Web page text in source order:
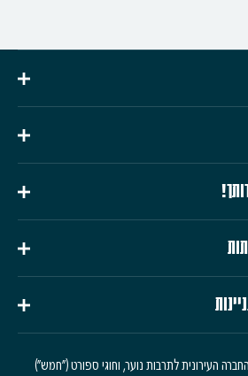
העירונית לתרבות נוער, וחוגי ספורט ("חמש")